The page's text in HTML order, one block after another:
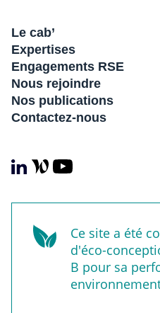
Le cab’
Expertises
Engagements RSE
Nous rejoindre
Nos publications
Contactez-nous
Ce site a été
d'éco-
B pour sa